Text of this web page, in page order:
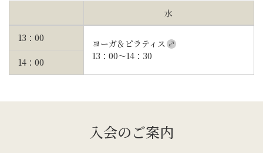
水
13：00
ヨーガ＆ピラティス
13：00〜14：30
14：00
入会のご案内